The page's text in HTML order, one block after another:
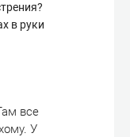
в руки
все
У